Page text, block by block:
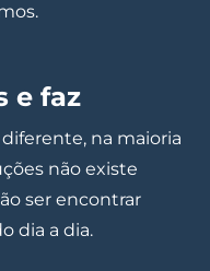
e faz
na maioria
não existe
ser encontrar
dia a dia.